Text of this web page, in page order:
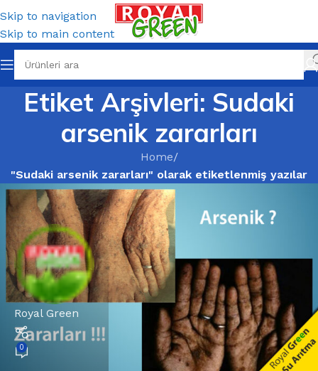
Skip to navigation
Skip to main content
Etiket Arşivleri: Sudaki
arsenik zararları
Home/
"Sudaki arsenik zararları" olarak etiketlenmiş yazılar
Royal Green
0